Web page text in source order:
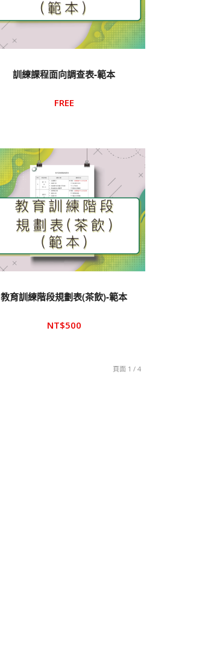
訓練課程面向調查表-範本
FREE
教育訓練階段規劃表(茶飲)-範本
NT$500
頁面 1 / 4